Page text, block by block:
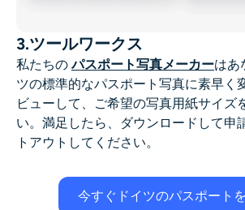
3.ツールワークス
私たちのパスポート写真メーカーはあ
ツの標準的なパスポート写真に素早く
ビューして、ご希望の写真用紙サイズ
い。満足したら、ダウンロードして申
トアウトしてください。
今すぐドイツのパスポート